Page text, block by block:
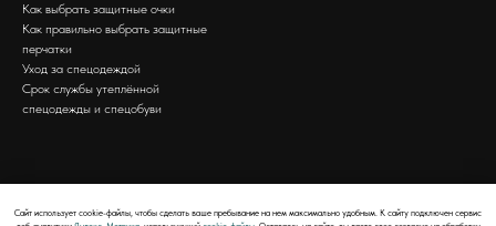
Сайт использует cookie-файлы, чтобы сделать ваше пребывание на нем максимально удобным. К cайту подключен сервис
Как выбрать защитные очки
Как правильно выбрать защитные
перчатки
Уход за спецодеждой
Срок службы утеплённой
спецодежды и спецобуви